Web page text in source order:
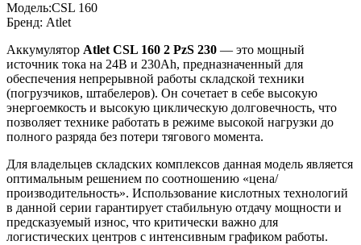
Модель:CSL 160
Бренд: Atlet
Аккумулятор Atlet CSL 160 2 PzS 230 — это мощный
источник тока на 24В и 230Ah, предназначенный для
обеспечения непрерывной работы складской техники
(погрузчиков, штабелеров). Он сочетает в себе высокую
энергоемкость и высокую циклическую долговечность, что
позволяет технике работать в режиме высокой нагрузки до
полного разряда без потери тягового момента.
Для владельцев складских комплексов данная модель является
оптимальным решением по соотношению «цена/
производительность». Использование кислотных технологий
в данной серии гарантирует стабильную отдачу мощности и
предсказуемый износ, что критически важно для
логистических центров с интенсивным графиком работы.